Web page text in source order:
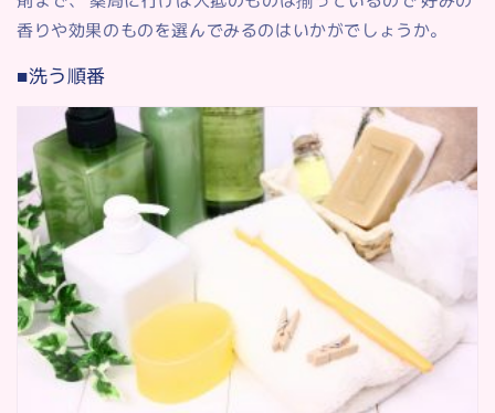
香りや効果のものを選んでみるのはいかがでしょうか。
■洗う順番